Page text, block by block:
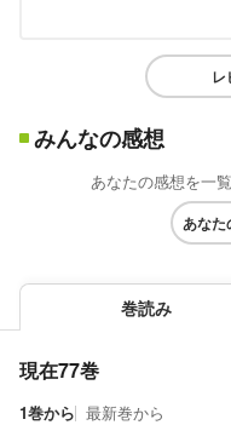
レ
みんなの感想
あなたの感想を一
あなた
巻読み
現在77巻
1巻から 最新巻から